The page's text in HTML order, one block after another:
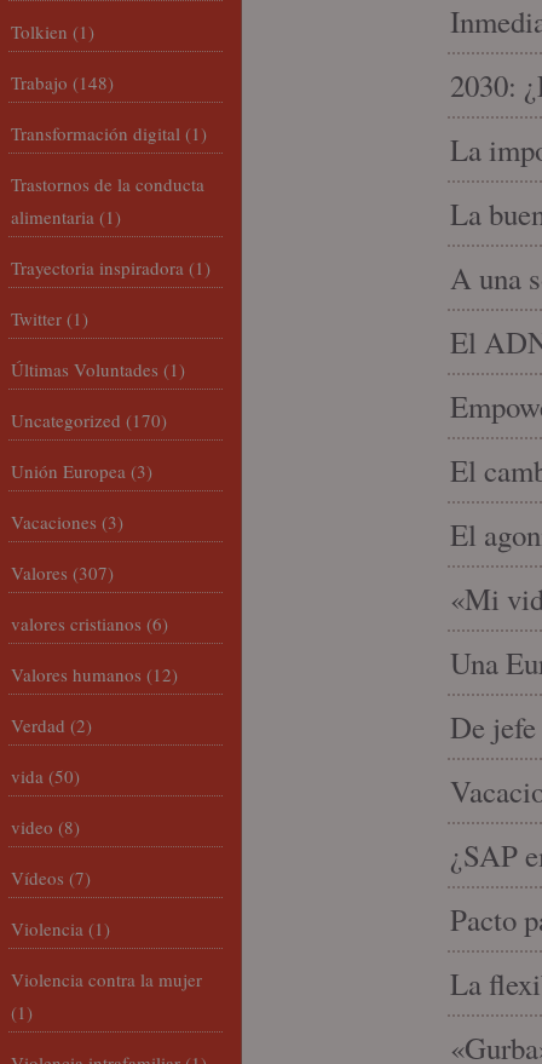
2030:
La
La
A una
El
El
El
«Mi
Una
De
¿SAP
Pacto
La
Tolkien (1)
Trabajo (148)
Transformación digital (1)
Trastornos de la conducta
alimentaria (1)
Trayectoria inspiradora (1)
Twitter (1)
Últimas Voluntades (1)
Uncategorized (170)
Unión Europea (3)
Vacaciones (3)
Valores (307)
valores cristianos (6)
Valores humanos (12)
Verdad (2)
vida (50)
video (8)
Vídeos (7)
Violencia (1)
Violencia contra la mujer
(1)